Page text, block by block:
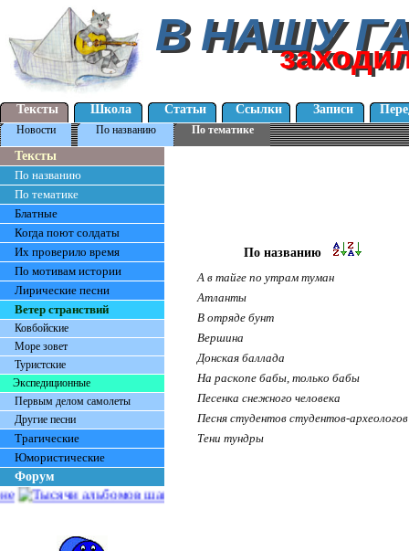
В НАШУ
В НАШУ
Тексты Школа Статьи Ссылки Записи
Новости По названию По тематике
Тексты
По названию
По тематике
Блатные
Когда поют солдаты
Их проверило время
По мотивам истории
Лирические песни
Ветер странствий
Ковбойские
Море зовет
Туристские
Экспедиционные
Первым делом самолеты
Другие песни
Трагические
Юмористические
Форум
По названию
А в тайге по утрам туман
Атланты
В отряде бунт
Вершина
Донская баллада
На раскопе бабы, только бабы
Песенка снежного человека
Песня студентов студентов-археологов
Тени тундры